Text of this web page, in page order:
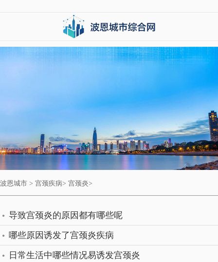
波恩城市 > 宫颈疾病> 宫颈炎>
导致宫颈炎的原因都有哪些呢
哪些原因诱发了宫颈炎疾病
日常生活中哪些情况易诱发宫颈炎